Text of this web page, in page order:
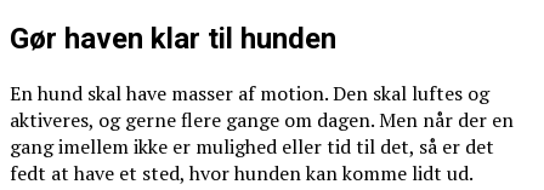
Gør haven klar til hunden
En hund skal have masser af motion. Den skal luftes og
aktiveres, og gerne flere gange om dagen. Men når der en
gang imellem ikke er mulighed eller tid til det, så er det
fedt at have et sted, hvor hunden kan komme lidt ud.